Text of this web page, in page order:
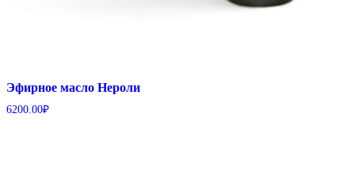
Эфирное масло Нероли
6200.00₽